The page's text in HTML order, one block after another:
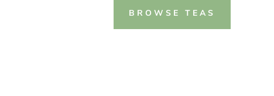
BROWSE TEAS